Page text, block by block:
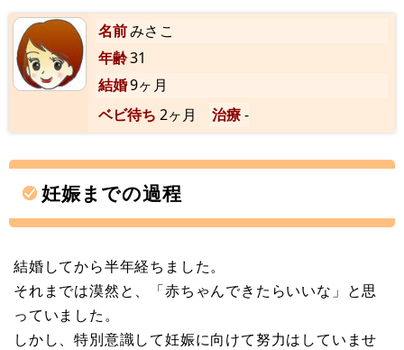
名前みさこ
年齢31
結婚9ヶ月
ベビ待ち 2ヶ月 治療-
妊娠までの過程
結婚してから半年経ちました。
それまでは漠然と、「赤ちゃんできたらいいな」と思
っていました。
しかし、特別意識して妊娠に向けて努力はしていませ